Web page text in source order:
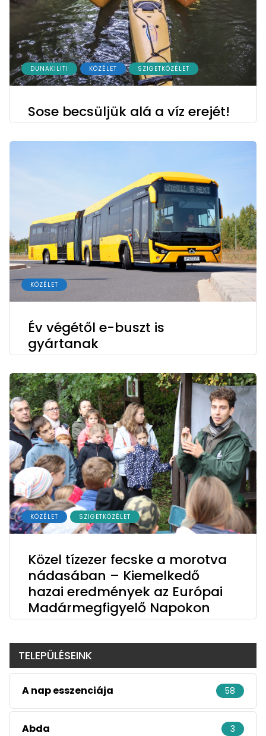
DUNAKILITI KÖZÉLET SZIGETKÖZÉLET
Sose becsüljük alá a víz erejét!
KÖZÉLET
Év végétől e-buszt is
gyártanak
KÖZÉLET SZIGETKÖZÉLET
Közel tízezer fecske a morotva
nádasában – Kiemelkedő
hazai eredmények az Európai
Madármegfigyelő Napokon
TELEPÜLÉSEINK
A nap esszenciája 58
Abda 3